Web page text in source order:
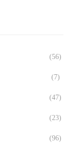
(56)
(7)
(47)
(23)
(96)